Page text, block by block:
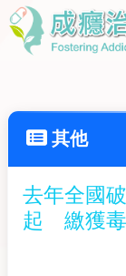
其他
去年全國
起 繳獲毒